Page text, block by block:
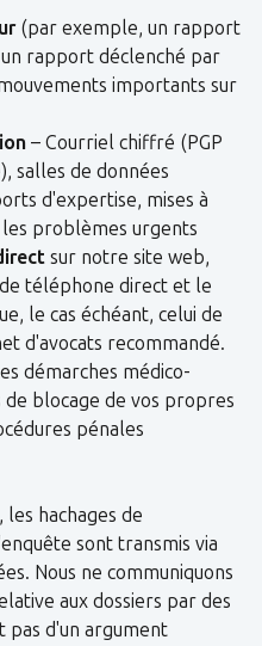
(par exemple, un rapport
rapport déclenché par
importants sur
– Courriel chiffré (PGP
salles de données
d'expertise, mises à
problèmes urgents
sur notre site web,
téléphone direct et le
le cas échéant, celui de
d'avocats recommandé.
démarches médico-
blocage de vos propres
pénales
hachages de
sont transmis via
Nous ne communiquons
aux dossiers par des
pas d'un argument